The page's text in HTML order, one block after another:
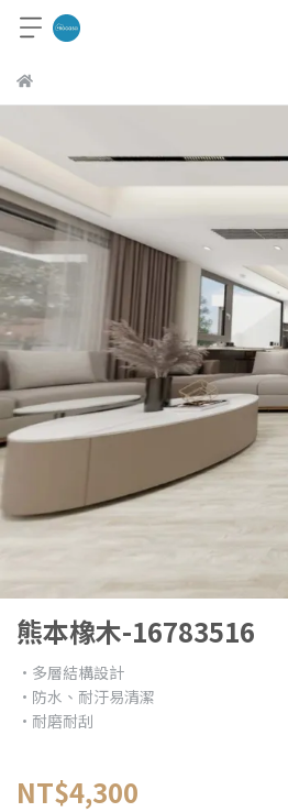
熊本橡木-16783516
•多層結構設計
•防水、耐汙易清潔
•耐磨耐刮
NT$4,300